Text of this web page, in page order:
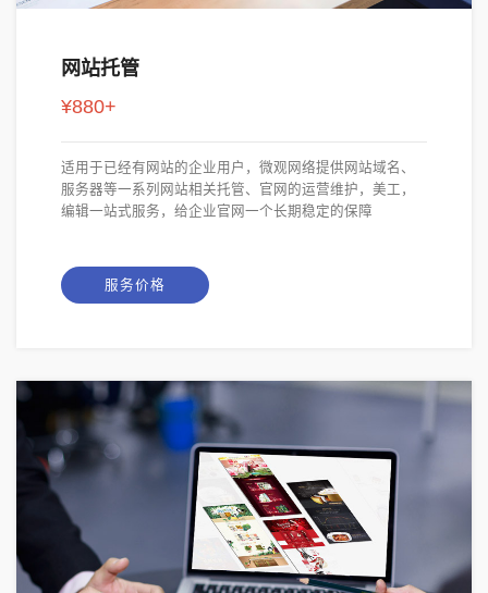
网站托管
¥880+
适用于已经有网站的企业用户，微观网络提供网站域名、
服务器等一系列网站相关托管、官网的运营维护，美工，
编辑一站式服务，给企业官网一个长期稳定的保障
服务价格